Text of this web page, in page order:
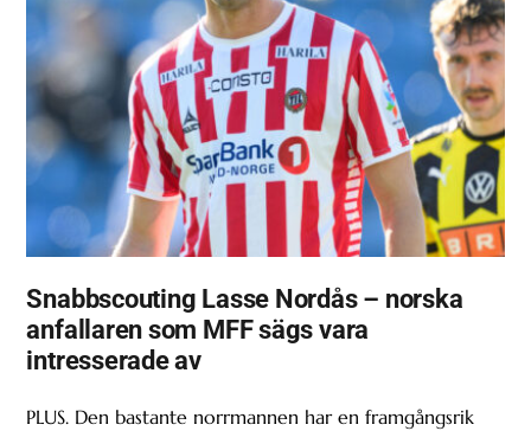
Snabbscouting Lasse Nordås – norska
anfallaren som MFF sägs vara
intresserade av
PLUS. Den bastante norrmannen har en framgångsrik